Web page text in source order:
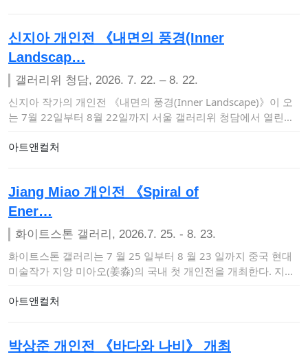
신지아 개인전 《내면의 풍경(Inner
Landscap…
갤러리위 청담, 2026. 7. 22. – 8. 22.
신지아 작가의 개인전 《내면의 풍경(Inner Landscape)》이 오
는 7월 22일부터 8월 22일까지 서울 갤러리위 청담에서 열린다.
아트앤컬처
Jiang Miao 개인전 《Spiral of
Ener…
화이트스톤 갤러리, 2026.7. 25. - 8. 23.
화이트스톤 갤러리는 7 월 25 일부터 8 월 23 일까지 중국 현대
미술작가 지앙 미아오(姜淼)의 국내 첫 개인전을 개최한다. 지앙
아트앤컬처
박상준 개인전 《바다와 나비》 개최